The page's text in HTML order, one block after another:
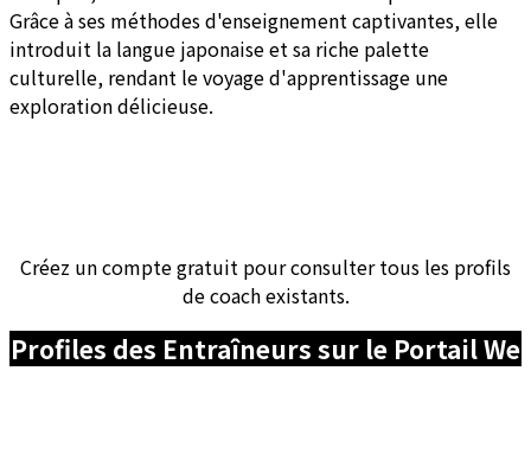
Grâce à ses méthodes d'enseignement captivantes, elle
introduit la langue japonaise et sa riche palette
culturelle, rendant le voyage d'apprentissage une
exploration délicieuse.
Créez un compte gratuit pour consulter tous les profils
de coach existants.
Profiles des Entraîneurs sur le Portail We